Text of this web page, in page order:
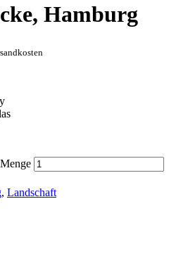
Hamburg
, Landschaft